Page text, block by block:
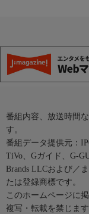
番組内容、放送時間
す。
番組データ提供元：
TiVo、Gガイド、G-
Brands LLCおよび／
たは登録商標です。
このホームページに
複写・転載を禁じます